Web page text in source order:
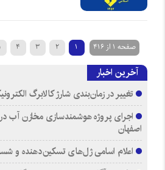
صفحه 1 از 416 1
2
3
4
آخرین اخبار
تغییر در زمان‌بندی شارژ کالابرگ
اجرای پروژه هوشمندسازی مخازن آب در
اصفهان
اعلام اسامی ژل‌های تسکین‌دهنده و